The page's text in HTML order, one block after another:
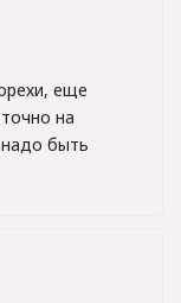
еще
на
быть